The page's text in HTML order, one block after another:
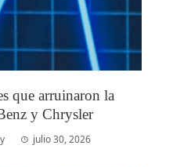
que arruinaron la
y Chrysler
julio 30, 2026